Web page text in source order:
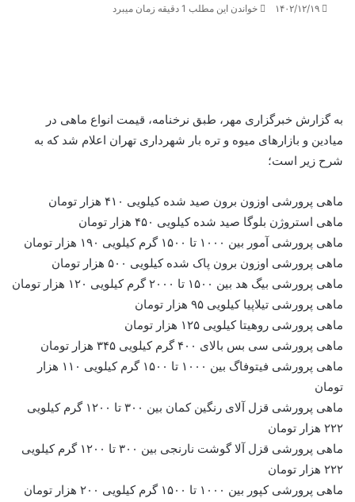
۱۴۰۲/۱۲/۱۹ خواندن این مطلب 1 دقیقه زمان میبرد
به گزارش خبرگزاری مهر، طبق نرخنامه، قیمت انواع ماهی در
میادین و بازارهای میوه و تره بار شهرداری تهران اعلام شد که به
شرح زیر است؛
ماهی پرورشی اوزون برون صید شده کیلویی ۴۱۰ هزار تومان
ماهی استروژن بلوگا صید شده کیلویی ۴۵۰ هزار تومان
ماهی پرورشیآمور بین ۱۰۰۰ تا ۱۵۰۰ گرم کیلویی ۱۹۰ هزار تومان
ماهی پرورشی اوزون برون پاک شده کیلویی ۵۰۰ هزار تومان
ماهی پرورشی بیگ هد بین ۱۵۰۰ تا ۲۰۰۰ گرم کیلویی ۱۲۰ هزار تومان
ماهی پرورشی تیلاپیا کیلویی ۹۵ هزار تومان
ماهی پرورشی روهیتا کیلویی ۱۲۵ هزار تومان
ماهی پرورشی سی بس بالای ۴۰۰ گرم کیلویی ۳۴۵ هزار تومان
ماهی پرورشی فیتوفاگ
بین ۱۰۰۰ تا ۱۵۰۰ گرم کیلویی ۱۱۰ هزار
تومان
ماهی پرورشی قزلآلای
رنگین کمان بین ۳۰۰ تا ۱۲۰۰ گرم کیلویی
۲۲۲ هزار تومان
ماهی پرورشی قزلآلا
گوشت نارنجی بین ۳۰۰ تا ۱۲۰۰ گرم کیلویی
۲۲۲ هزار تومان
ماهی پرورشی کپور بین ۱۰۰۰ تا ۱۵۰۰ گرم کیلویی ۲۰۰ هزار تومان